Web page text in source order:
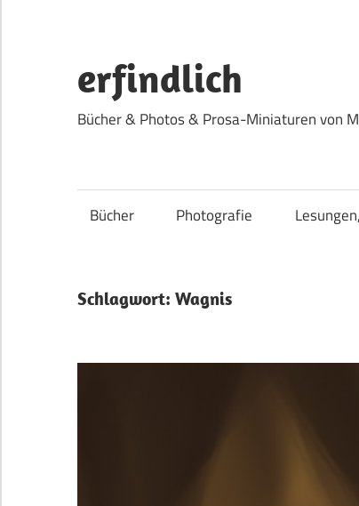
springen
erfindlich
Bücher & Photos & Prosa-Miniaturen von
Bücher Photografie
Schlagwort: Wagnis